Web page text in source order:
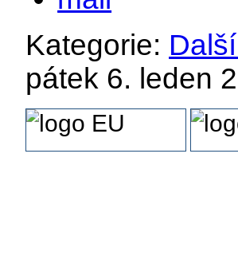
Kategorie:
pátek 6. leden